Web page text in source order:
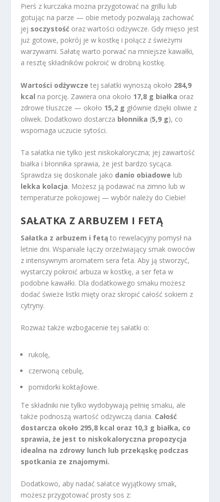
Pierś z kurczaka można przygotować na grillu lub
gotując na parze — obie metody pozwalają zachować
jej soczystość oraz wartości odżywcze. Gdy mięso jest
już gotowe, pokrój je w kostkę i połącz z świeżymi
warzywami. Sałatę warto porwać na mniejsze kawałki,
a resztę składników pokroić w drobną kostkę.
Wartości odżywcze tej sałatki wynoszą około 284,9
kcal na porcję. Zawiera ona około 17,8 g białka oraz
zdrowe tłuszcze — około 15,2 g głównie dzięki oliwie z
oliwek. Dodatkowo dostarcza błonnika (5,9 g), co
wspomaga uczucie sytości.
Ta sałatka nie tylko jest niskokaloryczna; jej zawartość
białka i błonnika sprawia, że jest bardzo sycąca.
Sprawdza się doskonale jako danio obiadowe lub
lekka kolacja. Możesz ją podawać na zimno lub w
temperaturze pokojowej — wybór należy do Ciebie!
SAŁATKA Z ARBUZEM I FETĄ
Sałatka z arbuzem i fetą to rewelacyjny pomysł na
letnie dni. Wspaniale łączy orzeźwiający smak owoców
z intensywnym aromatem sera feta. Aby ją stworzyć,
wystarczy pokroić arbuza w kostkę, a ser feta w
podobne kawałki. Dla dodatkowego smaku możesz
dodać świeże listki mięty oraz skropić całość sokiem z
cytryny.
Rozważ także wzbogacenie tej sałatki o:
rukolę,
czerwoną cebulę,
pomidorki koktajlowe.
Te składniki nie tylko wydobywają pełnię smaku, ale
także podnoszą wartość odżywczą dania. Całość
dostarcza około 295,8 kcal oraz 10,3 g białka, co
sprawia, że jest to niskokaloryczna propozycja
idealna na zdrowy lunch lub przekąskę podczas
spotkania ze znajomymi.
Dodatkowo, aby nadać sałatce wyjątkowy smak,
możesz przygotować prosty sos z: